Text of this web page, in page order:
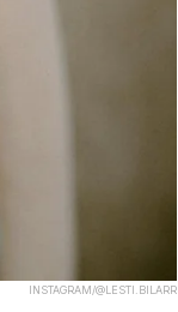
INSTAGRAM/@LESTI.BILARR